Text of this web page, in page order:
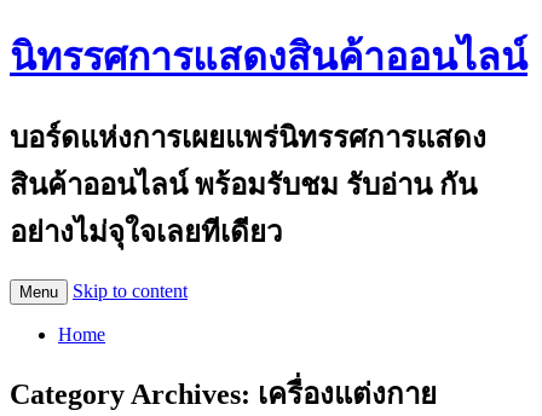
นิทรรศการแสดงสินค้าออนไลน์
บอร์ดแห่งการเผยแพร่นิทรรศการแสดง
สินค้าออนไลน์ พร้อมรับชม รับอ่าน กัน
อย่างไม่จุใจเลยทีเดียว
Menu Skip to content
Home
Category Archives: เครื่องแต่งกาย